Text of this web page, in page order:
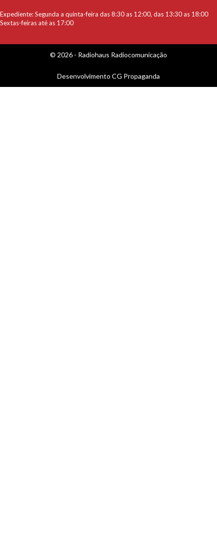
Expediente: Segunda a quinta-feira das 8:30 as 12:00, das 13:30 as 18:00
Sextas-feiras até as 17:00
© 2026 - Radiohaus Radiocomunicação
Desenvolvimento CG Propaganda